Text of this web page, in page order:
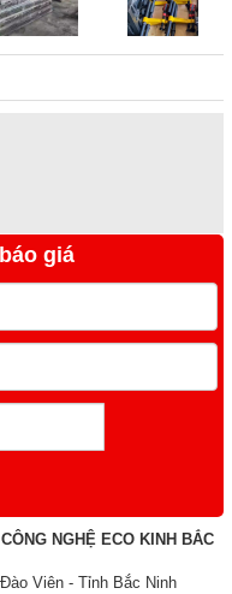
giá
NGHỆ ECO KINH BẮC
Viên - Tỉnh Bắc Ninh